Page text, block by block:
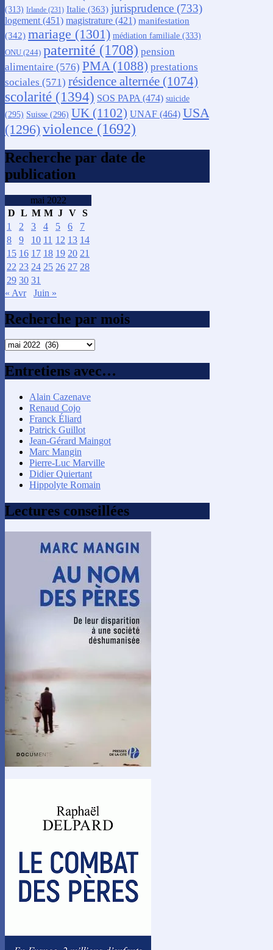
(313) Irlande (231) Italie (363) jurisprudence (733)
logement (451) magistrature (421) manifestation
(342) mariage (1301) médiation familiale (333)
ONU (244) paternité (1708) pension
alimentaire (576) PMA(1088) prestations
sociales (571) résidence alternée (1074)
scolarité (1394) SOS PAPA(474) suicide
(295) Suisse (296) UK (1102) UNAF (464) USA
(1296)violence (1692)
Recherche par date de
publication
mai 2022
D L M M J V S
1
2 3 4 5 6
7
8
9 10 11 12 13 14
15 16 17 18 19 20 21
22 23 24 25 26 27 28
29 30 31
« Avr
Juin »
Recherche par mois
Recherche
mois
Entretiens avec…
Alain Cazenave
Renaud Cojo
Franck Éliard
Patrick Guillot
Jean-Gérard Maingot
Marc Mangin
Pierre-Luc Marville
Didier Quiertant
Hippolyte Romain
Lectures conseillées